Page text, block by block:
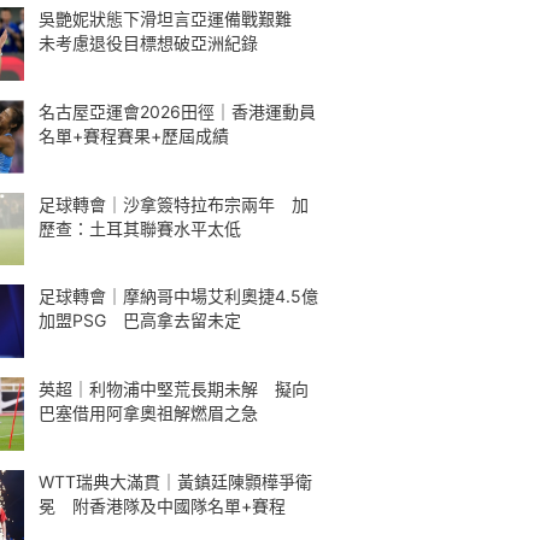
吳艷妮狀態下滑坦言亞運備戰艱難
未考慮退役目標想破亞洲紀錄
名古屋亞運會2026田徑｜香港運動員
名單+賽程賽果+歷屆成績
足球轉會｜沙拿簽特拉布宗兩年 加
歷查：土耳其聯賽水平太低
足球轉會｜摩納哥中場艾利奧捷4.5億
加盟PSG 巴高拿去留未定
英超｜利物浦中堅荒長期未解 擬向
巴塞借用阿拿奧祖解燃眉之急
WTT瑞典大滿貫｜黃鎮廷陳顥樺爭衛
冕 附香港隊及中國隊名單+賽程